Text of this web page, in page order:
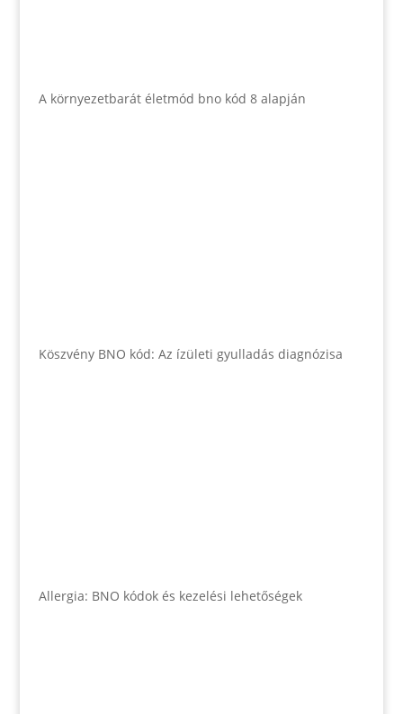
A környezetbarát életmód bno kód 8 alapján
Köszvény BNO kód: Az ízületi gyulladás diagnózisa
Allergia: BNO kódok és kezelési lehetőségek